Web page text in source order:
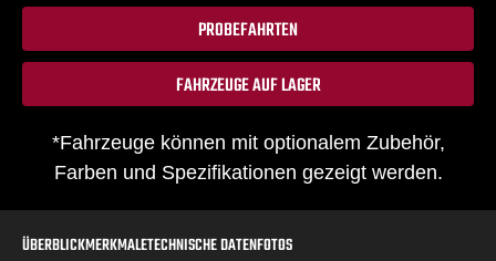
PROBEFAHRTEN
FAHRZEUGE AUF LAGER
*Fahrzeuge können mit optionalem Zubehör,
Farben und Spezifikationen gezeigt werden.
ÜBERBLICKMERKMALETECHNISCHE DATENFOTOS